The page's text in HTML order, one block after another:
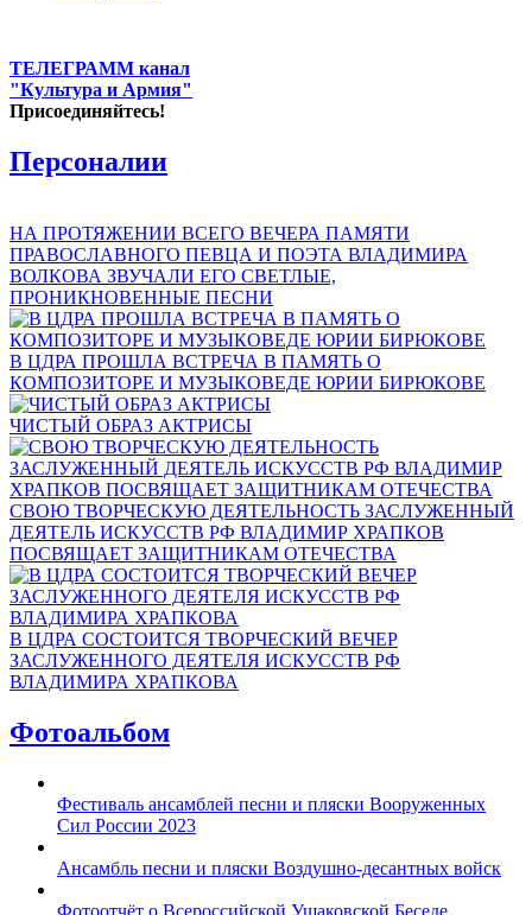
ТЕЛЕГРАММ канал
"Культура и Армия"
Присоединяйтесь!
Персоналии
НА ПРОТЯЖЕНИИ ВСЕГО ВЕЧЕРА ПАМЯТИ
ПРАВОСЛАВНОГО ПЕВЦА И ПОЭТА ВЛАДИМИРА
ВОЛКОВА ЗВУЧАЛИ ЕГО СВЕТЛЫЕ,
ПРОНИКНОВЕННЫЕ ПЕСНИ
В ЦДРА ПРОШЛА ВСТРЕЧА В ПАМЯТЬ О
КОМПОЗИТОРЕ И МУЗЫКОВЕДЕ ЮРИИ БИРЮКОВЕ
ЧИСТЫЙ ОБРАЗ АКТРИСЫ
СВОЮ ТВОРЧЕСКУЮ ДЕЯТЕЛЬНОСТЬ ЗАСЛУЖЕННЫЙ
ДЕЯТЕЛЬ ИСКУССТВ РФ ВЛАДИМИР ХРАПКОВ
ПОСВЯЩАЕТ ЗАЩИТНИКАМ ОТЕЧЕСТВА
В ЦДРА СОСТОИТСЯ ТВОРЧЕСКИЙ ВЕЧЕР
ЗАСЛУЖЕННОГО ДЕЯТЕЛЯ ИСКУССТВ РФ
ВЛАДИМИРА ХРАПКОВА
Фотоальбом
Фестиваль ансамблей песни и пляски Вооруженных
Сил России 2023
Ансамбль песни и пляски Воздушно-десантных войск
Фотоотчёт о Всероссийской Ушаковской Беседе